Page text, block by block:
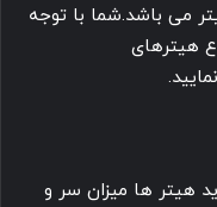
می باشد.شما با توجه
هیترهای
هیتر ها میزان سر و